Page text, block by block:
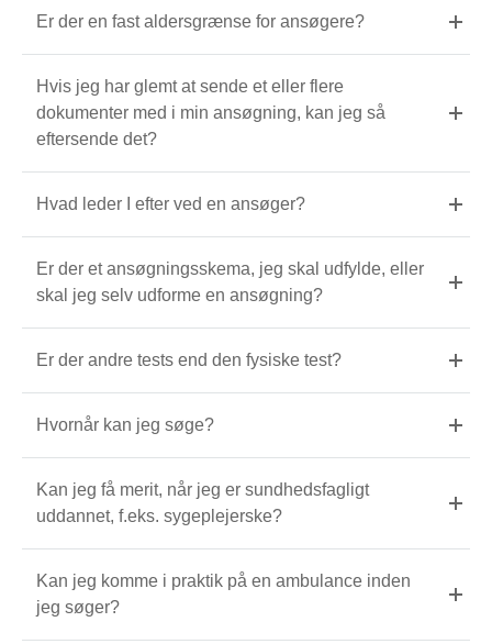
Er der en fast aldersgrænse for ansøgere?
Hvis jeg har glemt at sende et eller flere
dokumenter med i min ansøgning, kan jeg så
eftersende det?
Hvad leder I efter ved en ansøger?
Er der et ansøgningsskema, jeg skal udfylde, eller
skal jeg selv udforme en ansøgning?
Er der andre tests end den fysiske test?
Hvornår kan jeg søge?
Kan jeg få merit, når jeg er sundhedsfagligt
uddannet, f.eks. sygeplejerske?
Kan jeg komme i praktik på en ambulance inden
jeg søger?